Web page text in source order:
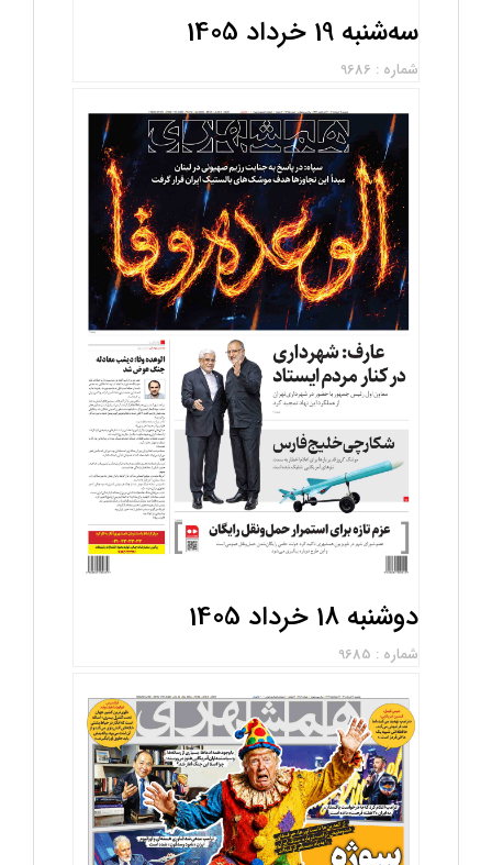
سه‌شنبه 19 خرداد 1405
شماره : 9686
دوشنبه 18 خرداد 1405
شماره : 9685